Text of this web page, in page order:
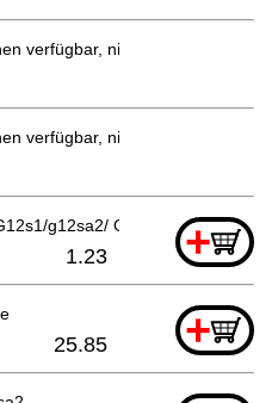
verfügbar, nicht bestellbar
verfügbar, nicht bestellbar
g12sa2/ G13yb1/g13v/g13yd
+
1.23
+
25.85